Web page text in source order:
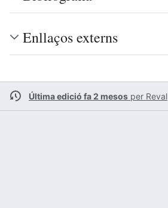
Enllaços externs
Última edició fa 2 mesos per Reval